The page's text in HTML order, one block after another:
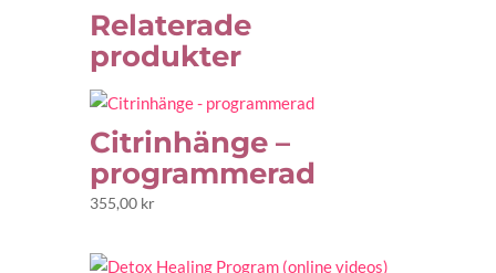
Relaterade
produkter
Citrinhänge –
programmerad
355,00 kr